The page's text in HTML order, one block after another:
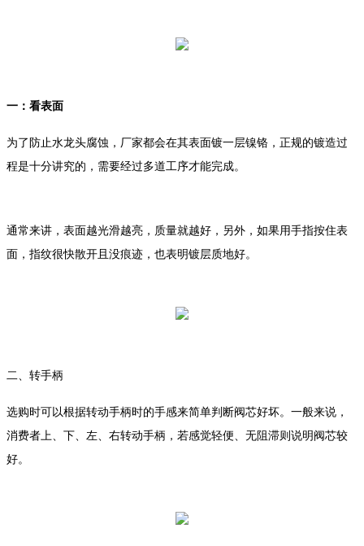
一：看表面
为了防止水龙头腐蚀，厂家都会在其表面镀一层镍铬，正规的镀造过
程是十分讲究的，需要经过多道工序才能完成。
通常来讲，表面越光滑越亮，质量就越好，另外，如果用手指按住表
面，指纹很快散开且没痕迹，也表明镀层质地好。
二、转手柄
选购时可以根据转动手柄时的手感来简单判断阀芯好坏。一般来说，
消费者上、下、左、右转动手柄，若感觉轻便、无阻滞则说明阀芯较
好。